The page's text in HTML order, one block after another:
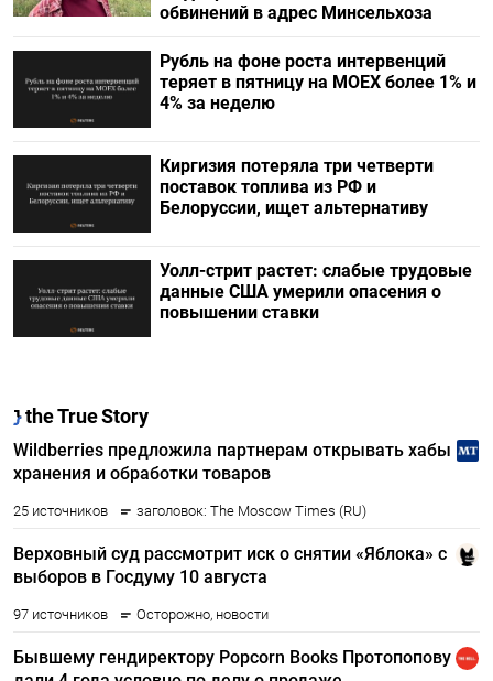
обвинений в адрес Минсельхоза
Рубль на фоне роста интервенций
теряет в пятницу на МОЕХ более 1% и
4% за неделю
Киргизия потеряла три четверти
поставок топлива из РФ и
Белоруссии, ищет альтернативу
Уолл-стрит растет: слабые трудовые
данные США умерили опасения о
повышении ставки